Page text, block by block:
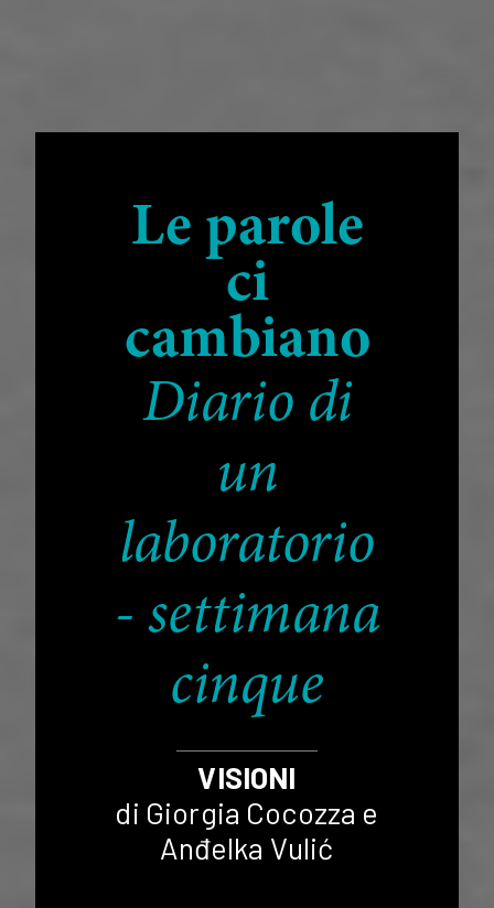
Le parole
ci
cambiano
Diario di
un
laboratorio
- settimana
cinque
VISIONI
di Giorgia Cocozza e
Anđelka Vulić